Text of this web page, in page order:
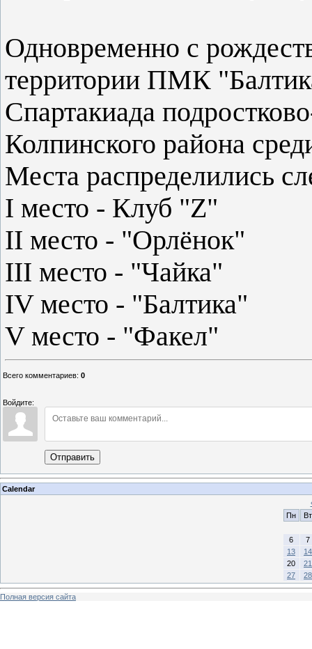
Одновременно с
территории ПМК
Спартакиада
Колпинского района
Места распределились
I место - Клуб "Z"
II место - "Орлёнок"
III место - "Чайка"
IV место - "Балтика"
V место - "Факел"
Всего комментариев: 0
Войдите:
Отправить
Calendar
Пн
Вт
6
7
13
14
20
21
27
28
Полная версия сайта